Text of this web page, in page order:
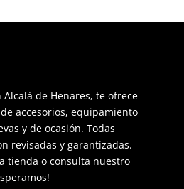
de Henares, te ofrece
accesorios, equipamiento
y de ocasión. Todas
revisadas y garantizadas.
tienda o consulta nuestro